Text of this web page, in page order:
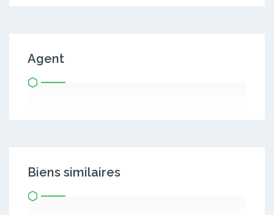
Agent
Biens similaires